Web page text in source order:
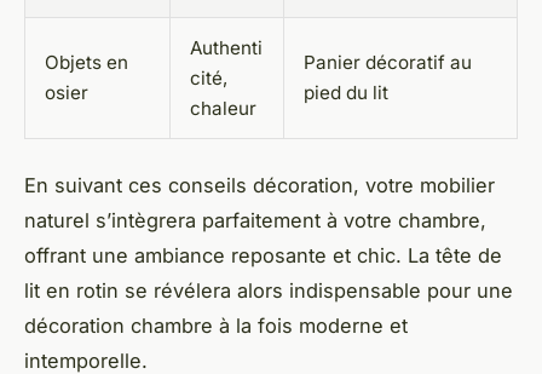
Objets en
osier
Authenti
cité,
chaleur
Panier décoratif au
pied du lit
En suivant ces conseils décoration, votre mobilier
naturel s’intègrera parfaitement à votre chambre,
offrant une ambiance reposante et chic. La tête de
lit en rotin se révélera alors indispensable pour une
décoration chambre à la fois moderne et
intemporelle.